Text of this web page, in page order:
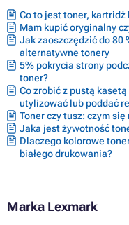
Tonery LEXMARK C782DTN
Tonery LEXMARK C782N
Tonery LEXMARK OPTRA
Tonery LEXMARK OPTRA
Tonery LEXMARK X782E
Co to jest toner, kartridż
Mam kupić oryginalny
Jak zaoszczędzić do 80
alternatywne tonery
5% pokrycia strony
toner?
Co zrobić z pustą
utylizować lub poddać
Toner czy tusz: czym
Jaka jest żywotność
Dlaczego kolorowe
białego drukowania?
Marka Lexmark